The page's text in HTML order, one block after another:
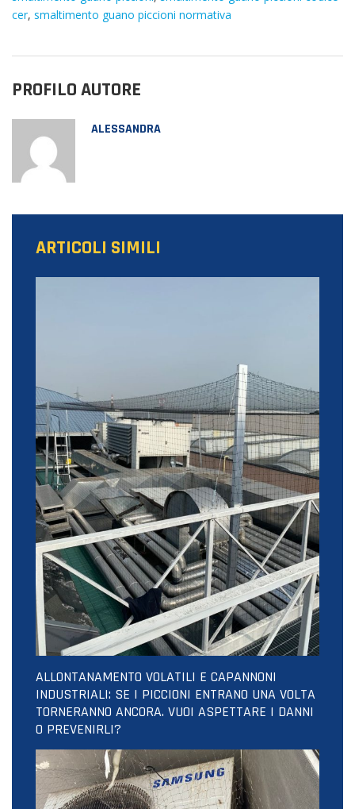
cer, smaltimento guano piccioni normativa
PROFILO AUTORE
ALESSANDRA
ARTICOLI SIMILI
ALLONTANAMENTO VOLATILI E CAPANNONI
INDUSTRIALI: SE I PICCIONI ENTRANO UNA VOLTA
TORNERANNO ANCORA. VUOI ASPETTARE I DANNI
O PREVENIRLI?